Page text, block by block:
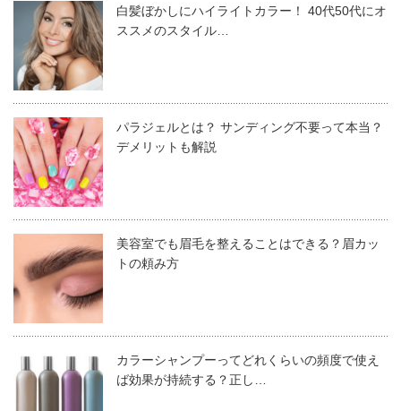
つまり、 レジェンドクラスです。
ミシュランでいうところの、３つ星レストランのような存
在といっていいでしょう。
しかし、人気があるといっても、漠然としていて少しわか
りにくい人もいると思います。
具体的には、以下のような美容師やサロンだと認識してお
いてください。
技術力が高いのは当たり前
１日に売り上げる金額も高い
お客様からの支持も圧倒的
カミカリスマとして選ばれる美容師は、レベルが高い人ば
かりです。
ですが、じつは良く分析すると共通点があります。
しっかりチェックして実行すれば、カリスマ美容師を目指
すことも可能かもしれません。
のに役立つでしょう。
技術力が高い
集客力を身につける
ただ技術力が高いだけの美容師は、全国規模では意外とた
くさんいます。
その中からカリスマが選ばれるのは、集客力が高く、目が
付きやすいからです。
注目されるのも仕事のひとつ。
集客力を身につけるためにも、ネットの力を借りるのがい
ちばんです。
白髪ぼかしにハイライトカラー！ 40代50代にオ
ススメのスタイル…
パラジェルとは？ サンディング不要って本当？
デメリットも解説
美容室でも眉毛を整えることはできる？眉カッ
トの頼み方
カラーシャンプーってどれくらいの頻度で使え
ば効果が持続する？正し…